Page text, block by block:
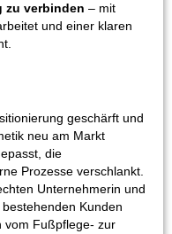
zu verbinden – mit
und einer klaren
geschärft und
neu am Markt
die
Prozesse verschlankt.
Unternehmerin und
Kunden
vom Fußpflege- zur